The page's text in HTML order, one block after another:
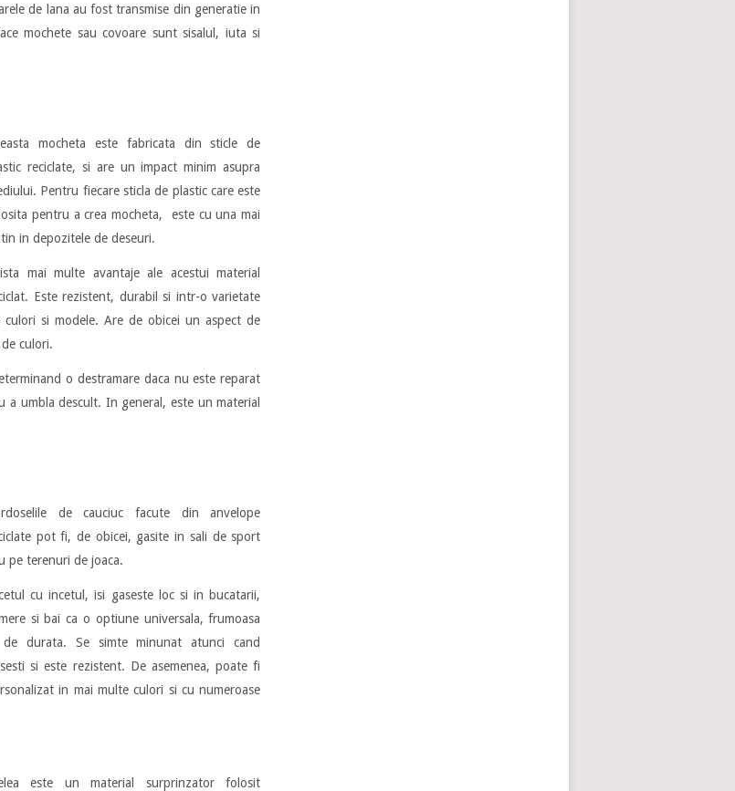
de lana au fost transmise din generatie in
mochete sau covoare sunt sisalul, iuta si
mocheta este fabricata din sticle de
reciclate, si are un impact minim asupra
Pentru fiecare sticla de plastic care este
pentru a crea mocheta, este cu una mai
in depozitele de deseuri.
mai multe avantaje ale acestui material
Este rezistent, durabil si intr-o varietate
culori si modele. Are de obicei un aspect de
culori.
o destramare daca nu este reparat
umbla descult. In general, este un material
de cauciuc facute din anvelope
pot fi, de obicei, gasite in sali de sport
pe terenuri de joaca.
cu incetul, isi gaseste loc si in bucatarii,
si bai ca o optiune universala, frumoasa
durata. Se simte minunat atunci cand
si este rezistent. De asemenea, poate fi
in mai multe culori si cu numeroase
este un material surprinzator folosit